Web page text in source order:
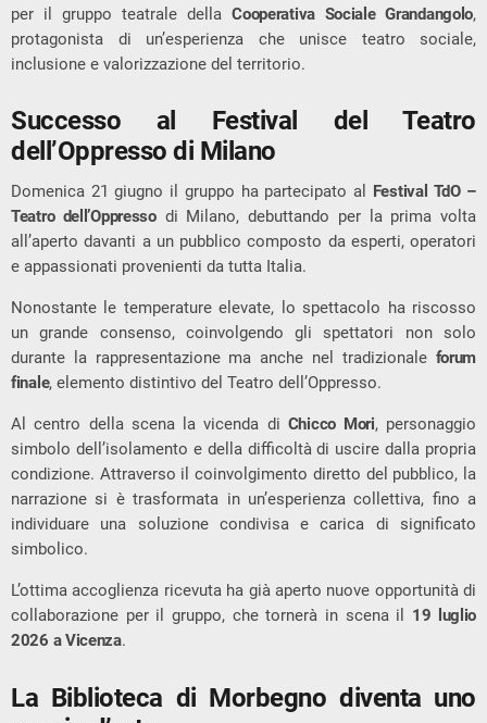
per il gruppo teatrale dellaCooperativa Sociale Grandangolo,
protagonista di un’esperienza che unisce teatro sociale,
inclusione e valorizzazione del territorio.
Successo al Festival del Teatro
dell’Oppresso di Milano
Domenica 21 giugno il gruppo ha partecipato al Festival TdO –
Teatro dell’Oppressodi Milano, debuttando per la prima volta
all’aperto davanti a un pubblico composto da esperti, operatori
e appassionati provenienti da tutta Italia.
Nonostante le temperature elevate, lo spettacolo ha riscosso
un grande consenso, coinvolgendo gli spettatori non solo
durante la rappresentazione ma anche nel tradizionale forum
finale, elemento distintivo del Teatro dell’Oppresso.
Al centro della scena la vicenda di Chicco Mori, personaggio
simbolo dell’isolamento e della difficoltà di uscire dalla propria
condizione. Attraverso il coinvolgimento diretto del pubblico, la
narrazione si è trasformata in un’esperienza collettiva, fino a
individuare una soluzione condivisa e carica di significato
simbolico.
L’ottima accoglienza ricevuta ha già aperto nuove opportunità di
collaborazione per il gruppo, che tornerà in scena il 19 luglio
2026 a Vicenza.
La Biblioteca di Morbegno diventa uno